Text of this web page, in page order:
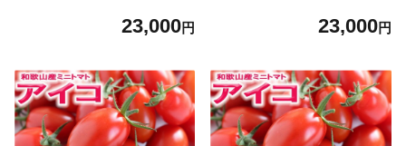
23,000円 23,000円